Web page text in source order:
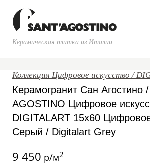
Керамическая плитка из Италии
Коллекция Цифровое искусство /
Керамогранит Сан Агостино
AGOSTINO Цифровое
DIGITALART 15x60
Серый / Digitalart Grey
9 450 р/м2